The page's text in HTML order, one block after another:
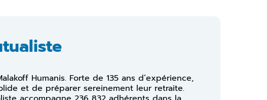
Humanis. Forte de 135 ans d’expérience,
et de préparer sereinement leur retraite.